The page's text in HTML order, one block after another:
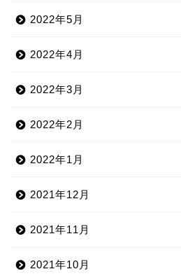
2022年5月
2022年4月
2022年3月
2022年2月
2022年1月
2021年12月
2021年11月
2021年10月